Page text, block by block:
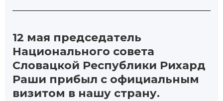
12 мая председатель
Национального совета
Словацкой Республики Рихард
Раши прибыл с официальным
визитом в нашу страну.